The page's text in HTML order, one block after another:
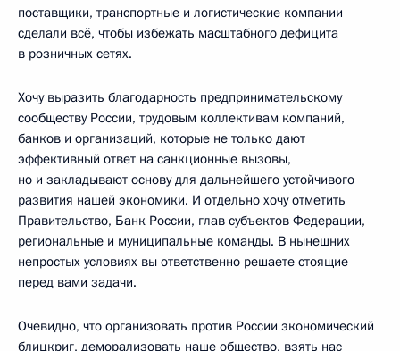
поставщики, транспортные и логистические компании
сделали всё, чтобы избежать масштабного дефицита
в розничных сетях.
Хочу выразить благодарность предпринимательскому
сообществу России, трудовым коллективам компаний,
банков и организаций, которые не только дают
эффективный ответ на санкционные вызовы,
но и закладывают основу для дальнейшего устойчивого
развития нашей экономики. И отдельно хочу отметить
Правительство, Банк России, глав субъектов Федерации,
региональные и муниципальные команды. В нынешних
непростых условиях вы ответственно решаете стоящие
перед вами задачи.
Очевидно, что организовать против России экономический
блицкриг, деморализовать наше общество, взять нас